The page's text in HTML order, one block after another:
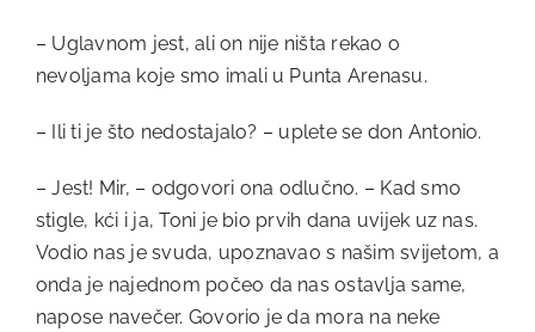
– Uglavnom jest, ali on nije ništa rekao o
nevoljama koje smo imali u Punta Arenasu.
– Ili ti je što nedostajalo? – uplete se don Antonio.
– Jest! Mir, – odgovori ona odlučno. – Kad smo
stigle, kći i ja, Toni je bio prvih dana uvijek uz nas.
Vodio nas je svuda, upoznavao s našim svijetom, a
onda je najednom počeo da nas ostavlja same,
napose navečer. Govorio je da mora na neke